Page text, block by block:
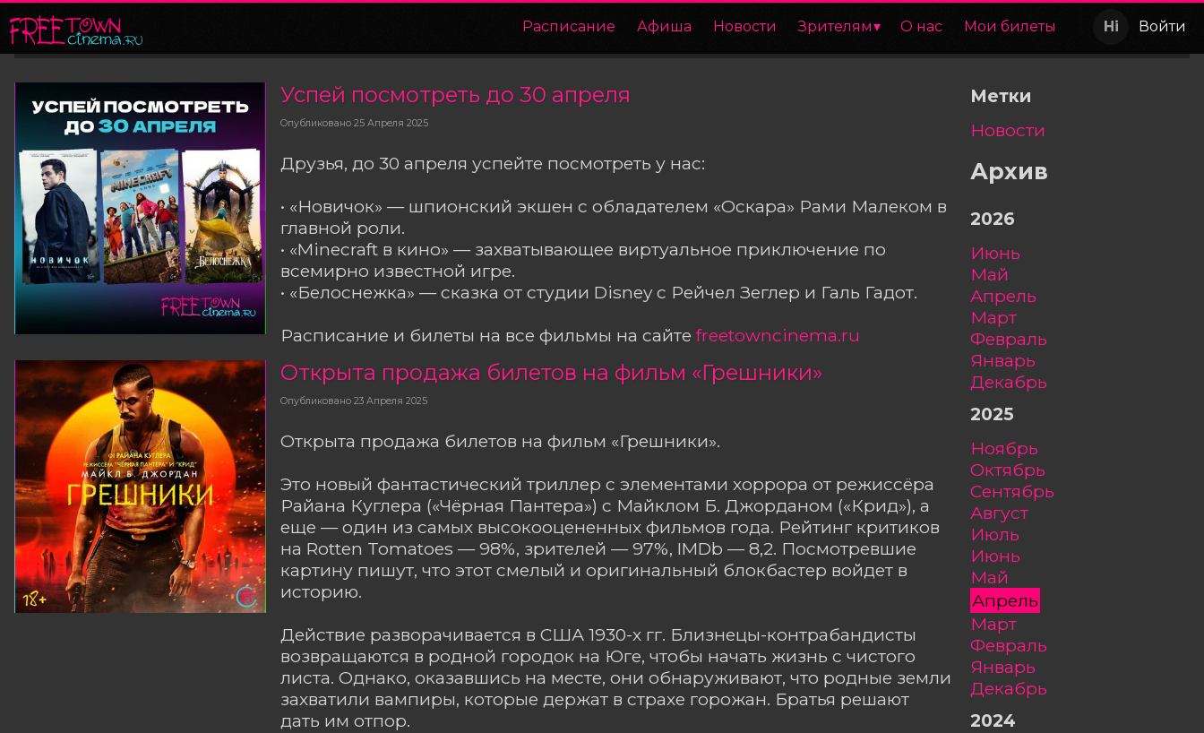
Расписание Афиша Новости Зрителям О нас Мои билеты Войти
Успей посмотреть до 30 апреля
Опубликовано 25 Апреля 2025
Друзья, до 30 апреля успейте посмотреть у нас:
• «Новичок» — шпионский экшен с обладателем «Оскара» Рами Малеком в
главной роли.
• «Minecraft в кино» — захватывающее виртуальное приключение по
всемирно известной игре.
• «Белоснежка» — сказка от студии Disney с Рейчел Зеглер и Галь Гадот.
Расписание и билеты на все фильмы на сайтеfreetowncinema.ru
Открыта продажа билетов на фильм «Грешники»
Опубликовано 23 Апреля 2025
Открыта продажа билетов на фильм «Грешники».
Это новый фантастический триллер с элементами хоррора от режиссёра
Райана Куглера («Чёрная Пантера») с Майклом Б. Джорданом («Крид»), а
еще — один из самых высокооцененных фильмов года. Рейтинг критиков
на Rotten Tomatoes — 98%, зрителей — 97%, IMDb — 8,2. Посмотревшие
картину пишут, что этот смелый и оригинальный блокбастер войдет в
историю.
Действие разворачивается в США 1930-х гг. Близнецы-контрабандисты
возвращаются в родной городок на Юге, чтобы начать жизнь с чистого
листа. Однако, оказавшись на месте, они обнаруживают, что родные земли
захватили вампиры, которые держат в страхе горожан. Братья решают
дать им отпор.
Метки
Новости
Архив
2026
июнь
май
апрель
март
февраль
январь
декабрь
2025
ноябрь
октябрь
сентябрь
август
июль
июнь
май
апрель
март
февраль
январь
декабрь
2024